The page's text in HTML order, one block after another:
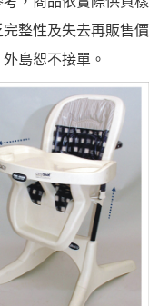
整性及失去再販售價
島恕不接單。